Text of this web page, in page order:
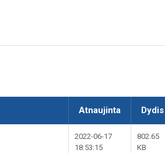
Atnaujinta Dydis
2022-06-17
18:53:15
802.65
KB